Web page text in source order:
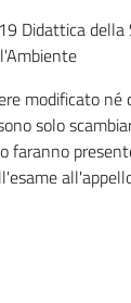
Didattica della
modificato né
solo
faranno